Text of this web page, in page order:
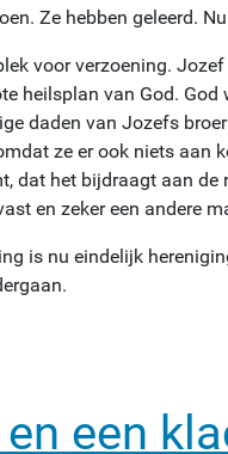
Ze hebben geleerd.
voor verzoening.
heilsplan van God.
daden van Jozefs
ze er ook niets aan
dat het bijdraagt aan
en zeker een andere
is nu eindelijk
een